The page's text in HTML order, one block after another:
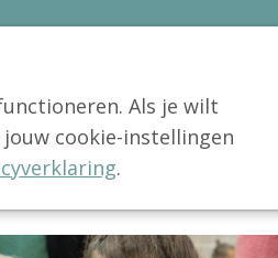
Als je wilt
cookie-instellingen
.
VCV Jong! Actua Publicaties